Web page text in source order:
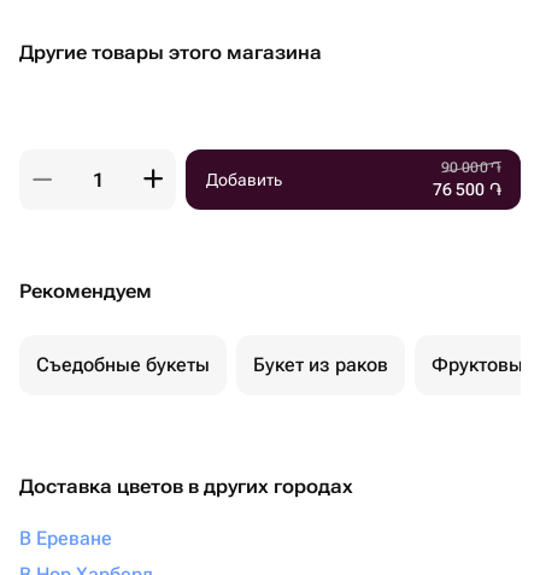
Другие товары этого магазина
Добавить
90 000֏
76 500 ֏
Рекомендуем
Съедобные букеты Букет из раков Фруктовый
Доставка цветов в других городах
В Ереване